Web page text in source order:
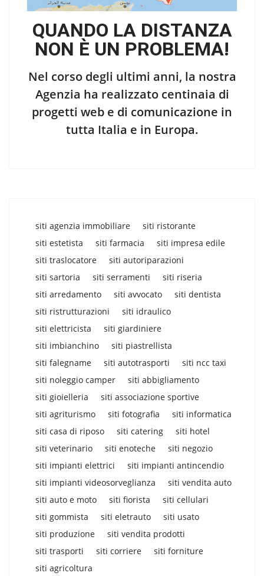
QUANDO LA DISTANZA
NON È UN PROBLEMA!
Nel corso degli ultimi anni, la nostra
Agenzia ha realizzato centinaia di
progetti web e di comunicazione in
tutta Italia e in Europa.
siti agenzia immobiliare
siti ristorante
siti estetista
siti farmacia
siti impresa edile
siti traslocatore
siti autoriparazioni
siti sartoria
siti serramenti
siti riseria
siti arredamento
siti avvocato
siti dentista
siti ristrutturazioni
siti idraulico
siti elettricista
siti giardiniere
siti imbianchino
siti piastrellista
siti falegname
siti autotrasporti
siti ncc taxi
siti noleggio camper
siti abbigliamento
siti gioielleria
siti associazione sportive
siti agriturismo
siti fotografia
siti informatica
siti casa di riposo
siti catering
siti hotel
siti veterinario
siti enoteche
siti negozio
siti impianti elettrici
siti impianti antincendio
siti impianti videosorveglianza
siti vendita auto
siti auto e moto
siti fiorista
siti cellulari
siti gommista
siti eletrauto
siti usato
siti produzione
siti vendita prodotti
siti trasporti
siti corriere
siti forniture
siti agricoltura